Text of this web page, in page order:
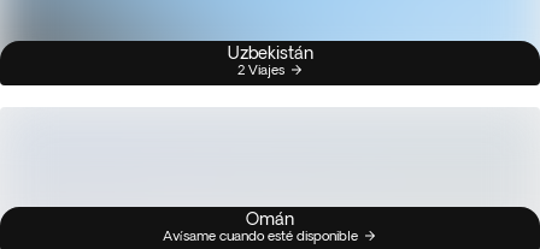
Uzbekistán
2 Viajes
Omán
Avísame cuando esté disponible